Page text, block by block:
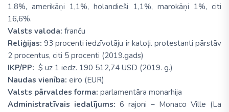
1,8%, amerikāņi 1,1%, holandieši 1,1%, marokāņi 1%, citi
16,6%.
Valsts valoda: franču
Reliģijas: 93 procenti iedzīvotāju ir katoļi. protestanti pārstāv
2 procentus, citi 5 procenti (2019.gads)
IKP/PP: $ uz 1 iedz. 190 512,74 USD (2019. g.)
Naudas vienība: eiro (EUR)
Valsts pārvaldes forma: parlamentāra monarhija
Administratīvais iedalījums: 6 rajoni – Monaco Ville (La